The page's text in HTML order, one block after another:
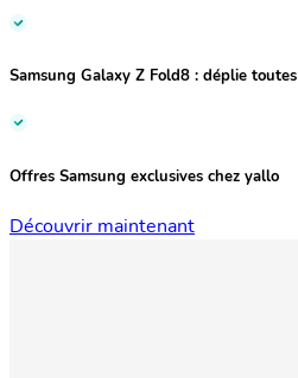
Samsung Galaxy Z Fold8 : déplie
Offres Samsung exclusives chez yallo
Découvrir maintenant